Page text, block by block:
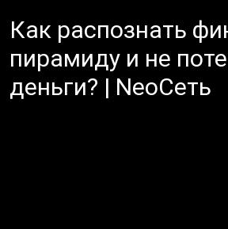
Как распознать
пирамиду и не
деньги? | NeoСеть